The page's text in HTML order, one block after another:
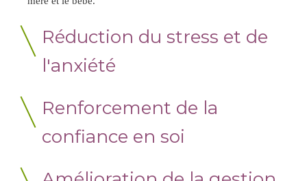
Réduction du stress et de
l'anxiété
Renforcement de la
confiance en soi